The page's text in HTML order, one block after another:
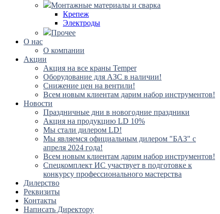
Монтажные материалы и сварка
Крепеж
Электроды
Прочее
О нас
О компании
Акции
Акция на все краны Temper
Оборудование для АЗС в наличии!
Снижение цен на вентили!
Всем новым клиентам дарим набор инструментов!
Новости
Праздничные дни в новогодние праздники
Акция на продукцию LD 10%
Мы стали дилером LD!
Мы являемся официальным дилером "БАЗ" с
апреля 2024 года!
Всем новым клиентам дарим набор инструментов!
Спецкомплект ИС участвует в подготовке к
конкурсу профессионального мастерства
Дилерство
Реквизиты
Контакты
Написать Директору